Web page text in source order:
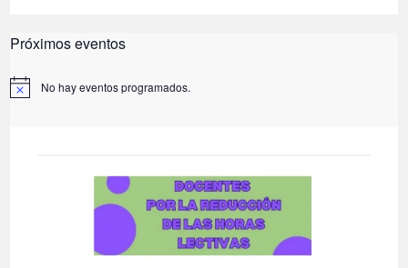
Próximos eventos
A
No hay eventos programados.